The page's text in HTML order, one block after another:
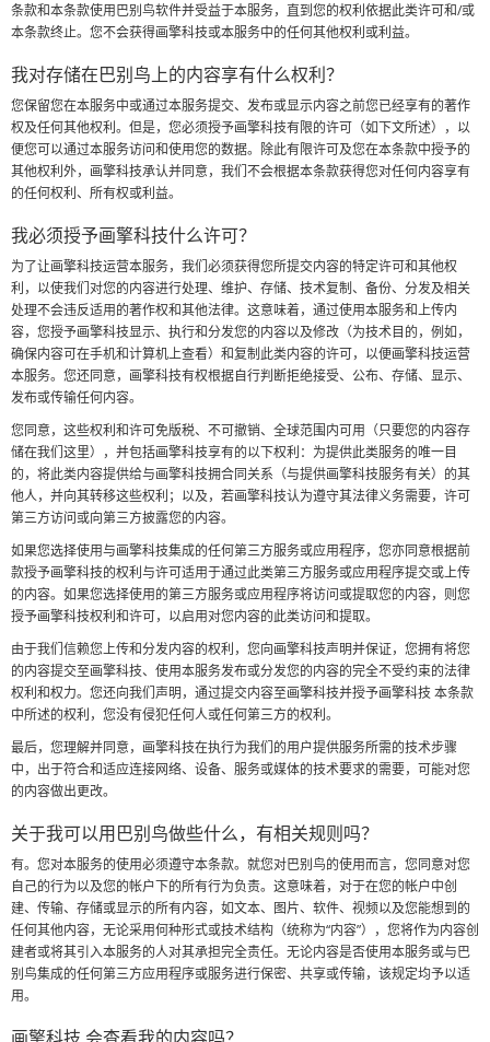
条款和本条款使用巴别鸟软件并受益于本服务，直到您的权利依据此类许可和/或
本条款终止。您不会获得画擎科技或本服务中的任何其他权利或利益。
我对存储在巴别鸟上的内容享有什么权利？
您保留您在本服务中或通过本服务提交、发布或显示内容之前您已经享有的著作
权及任何其他权利。但是，您必须授予画擎科技有限的许可（如下文所述），以
便您可以通过本服务访问和使用您的数据。除此有限许可及您在本条款中授予的
其他权利外，画擎科技承认并同意，我们不会根据本条款获得您对任何内容享有
的任何权利、所有权或利益。
我必须授予画擎科技什么许可？
为了让画擎科技运营本服务，我们必须获得您所提交内容的特定许可和其他权
利，以使我们对您的内容进行处理、维护、存储、技术复制、备份、分发及相关
处理不会违反适用的著作权和其他法律。这意味着，通过使用本服务和上传内
容，您授予画擎科技显示、执行和分发您的内容以及修改（为技术目的，例如，
确保内容可在手机和计算机上查看）和复制此类内容的许可，以便画擎科技运营
本服务。您还同意，画擎科技有权根据自行判断拒绝接受、公布、存储、显示、
发布或传输任何内容。
您同意，这些权利和许可免版税、不可撤销、全球范围内可用（只要您的内容存
储在我们这里），并包括画擎科技享有的以下权利：为提供此类服务的唯一目
的，将此类内容提供给与画擎科技拥合同关系（与提供画擎科技服务有关）的其
他人，并向其转移这些权利；以及，若画擎科技认为遵守其法律义务需要，许可
第三方访问或向第三方披露您的内容。
如果您选择使用与画擎科技集成的任何第三方服务或应用程序，您亦同意根据前
款授予画擎科技的权利与许可适用于通过此类第三方服务或应用程序提交或上传
的内容。如果您选择使用的第三方服务或应用程序将访问或提取您的内容，则您
授予画擎科技权利和许可，以启用对您内容的此类访问和提取。
由于我们信赖您上传和分发内容的权利，您向画擎科技声明并保证，您拥有将您
的内容提交至画擎科技、使用本服务发布或分发您的内容的完全不受约束的法律
权利和权力。您还向我们声明，通过提交内容至画擎科技并授予画擎科技 本条款
中所述的权利，您没有侵犯任何人或任何第三方的权利。
最后，您理解并同意，画擎科技在执行为我们的用户提供服务所需的技术步骤
中，出于符合和适应连接网络、设备、服务或媒体的技术要求的需要，可能对您
的内容做出更改。
关于我可以用巴别鸟做些什么，有相关规则吗？
有。您对本服务的使用必须遵守本条款。就您对巴别鸟的使用而言，您同意对您
自己的行为以及您的帐户下的所有行为负责。这意味着，对于在您的帐户中创
建、传输、存储或显示的所有内容，如文本、图片、软件、视频以及您能想到的
任何其他内容，无论采用何种形式或技术结构（统称为“内容”），您将作为内容创
建者或将其引入本服务的人对其承担完全责任。无论内容是否使用本服务或与巴
别鸟集成的任何第三方应用程序或服务进行保密、共享或传输，该规定均予以适
用。